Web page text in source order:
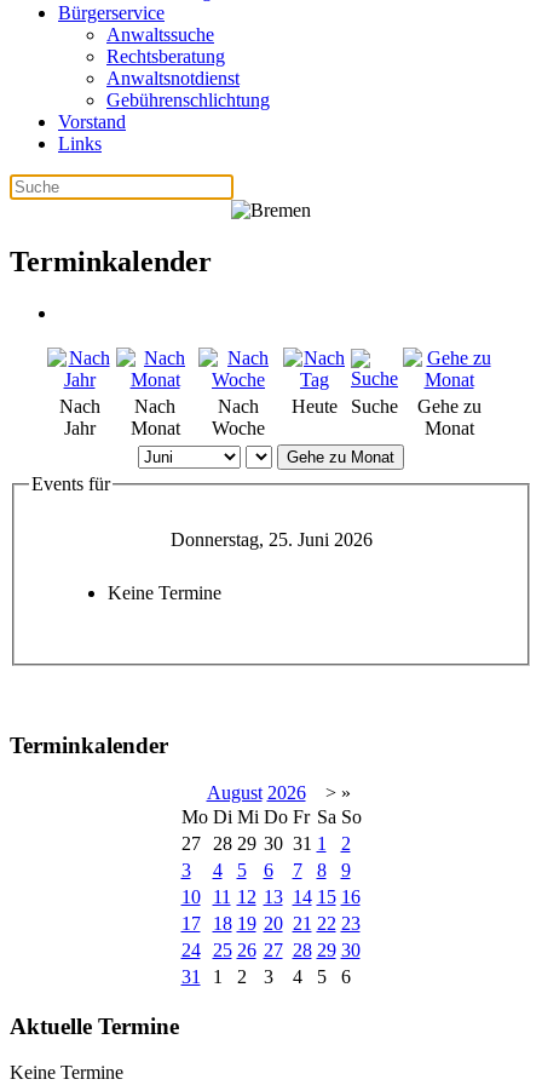
Bürgerservice
Anwaltssuche
Rechtsberatung
Anwaltsnotdienst
Gebührenschlichtung
Vorstand
Links
Terminkalender
Nach
Jahr
Nach
Monat
Nach
Woche
Heute Suche
Gehe zu
Monat
Gehe zu Monat
Events für
Donnerstag, 25. Juni 2026
Keine Termine
Terminkalender
August 2026 > »
Mo Di Mi Do Fr Sa So
27
28 29 30 31 1
2
3
4 5 6 7 8
9
10
11 12 13 14 15 16
17
18 19 20 21 22 23
24
25 26 27 28 29 30
31
1 2 3 4 5 6
Aktuelle Termine
Keine Termine